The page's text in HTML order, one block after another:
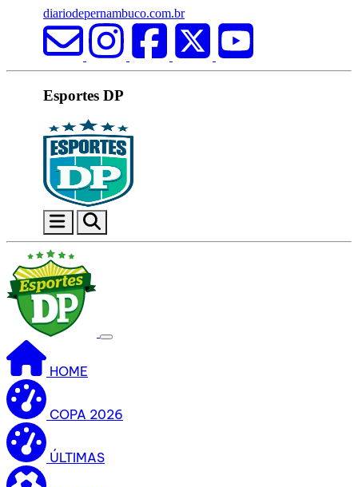
diariodepernambuco.com.br
Esportes DP
HOME
COPA 2026
ÚLTIMAS